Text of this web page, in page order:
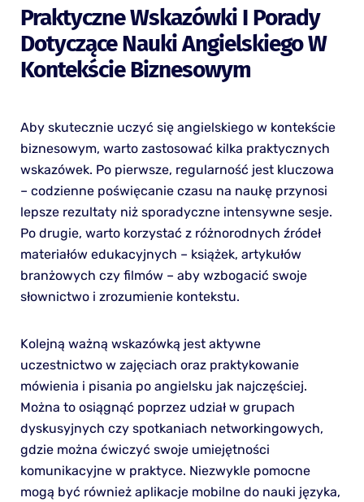
Praktyczne Wskazówki I Porady
Dotyczące Nauki Angielskiego W
Kontekście Biznesowym
Aby skutecznie uczyć się angielskiego w kontekście
biznesowym, warto zastosować kilka praktycznych
wskazówek. Po pierwsze, regularność jest kluczowa
– codzienne poświęcanie czasu na naukę przynosi
lepsze rezultaty niż sporadyczne intensywne sesje.
Po drugie, warto korzystać z różnorodnych źródeł
materiałów edukacyjnych – książek, artykułów
branżowych czy filmów – aby wzbogacić swoje
słownictwo i zrozumienie kontekstu.
Kolejną ważną wskazówką jest aktywne
uczestnictwo w zajęciach oraz praktykowanie
mówienia i pisania po angielsku jak najczęściej.
Można to osiągnąć poprzez udział w grupach
dyskusyjnych czy spotkaniach networkingowych,
gdzie można ćwiczyć swoje umiejętności
komunikacyjne w praktyce. Niezwykle pomocne
mogą być również aplikacje mobilne do nauki języka,